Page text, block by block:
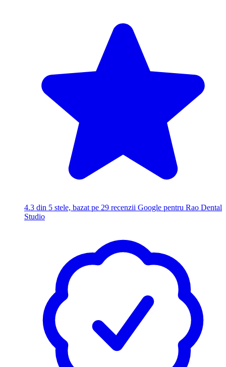
4.3 din 5 stele, bazat pe 29 recenzii Google pentru Rao Dental
Studio